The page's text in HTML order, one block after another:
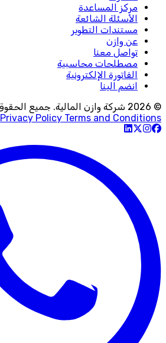
مركز المساعدة
الأسئلة الشائعة
مستندات التطوير
عن وازن
تواصل معنا
مصطلحات محاسبية
الفاتورة الإلكترونية
انضم الينا
© 2026 شركة وازن المالية. جميع الحقوق محفوظة.
Privacy Policy Terms and Conditions